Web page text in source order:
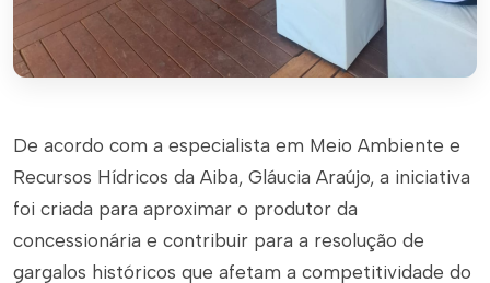
De acordo com a especialista em Meio Ambiente e
Recursos Hídricos da Aiba, Gláucia Araújo, a iniciativa
foi criada para aproximar o produtor da
concessionária e contribuir para a resolução de
gargalos históricos que afetam a competitividade do